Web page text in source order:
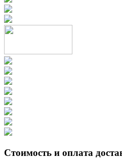
Стоимость и оплата